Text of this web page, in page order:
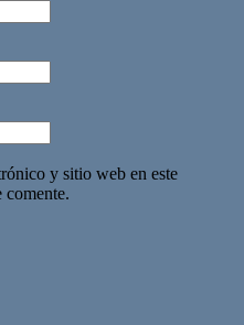
y sitio web en este
comente.